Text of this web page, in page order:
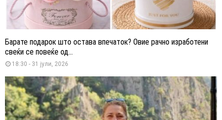
Барате подарок што остава впечаток? Овие рачно изработени
свеќи се повеќе од...
18:30 - 31 јули, 2026